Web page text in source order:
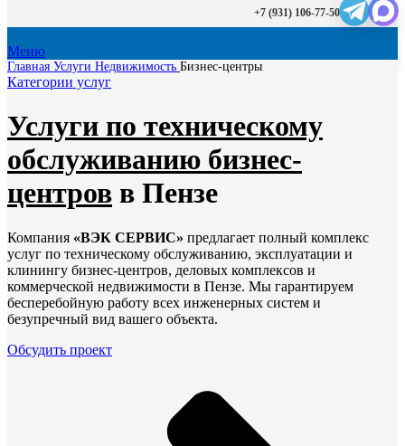
+7 (931) 106-77-50
Меню
Главная Услуги Недвижимость Бизнес-центры
Категории услуг
Услуги по техническому
обслуживанию бизнес-
центров в Пензе
Компания «ВЭК СЕРВИС» предлагает полный комплекс
услуг по техническому обслуживанию, эксплуатации и
клинингу бизнес-центров, деловых комплексов и
коммерческой недвижимости в Пензе. Мы гарантируем
бесперебойную работу всех инженерных систем и
безупречный вид вашего объекта.
Обсудить проект